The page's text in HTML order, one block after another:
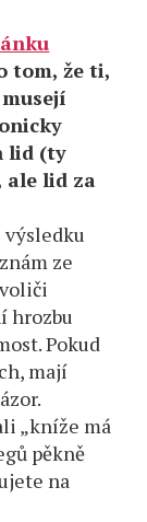
tom, že ti,
lid (ty
ale lid za
ze
hrozbu
Pokud
mají
„kníže má
pěkně
na